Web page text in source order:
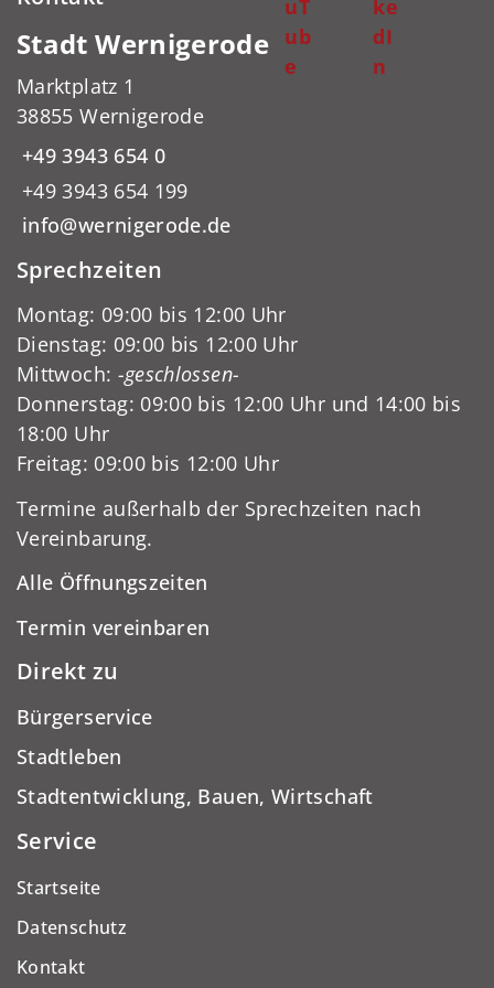
uT
ub
e
ke
dI
n
Stadt Wernigerode
Marktplatz 1
38855 Wernigerode
+49 3943 654 0
+49 3943 654 199
info@wernigerode.de
Sprechzeiten
Montag: 09:00 bis 12:00 Uhr
Dienstag: 09:00 bis 12:00 Uhr
Mittwoch: -geschlossen-
Donnerstag: 09:00 bis 12:00 Uhr und 14:00 bis
18:00 Uhr
Freitag: 09:00 bis 12:00 Uhr
Termine außerhalb der Sprechzeiten nach
Vereinbarung.
Alle Öffnungszeiten
Termin vereinbaren
Direkt zu
Bürgerservice
Stadtleben
Stadtentwicklung, Bauen, Wirtschaft
Service
Startseite
Datenschutz
Kontakt